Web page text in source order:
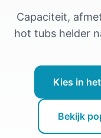
Capaciteit,
hot tubs helder
Kies in
Bekijk